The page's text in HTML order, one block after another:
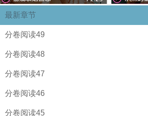
最新章节
分卷阅读49
分卷阅读48
分卷阅读47
分卷阅读46
分卷阅读45